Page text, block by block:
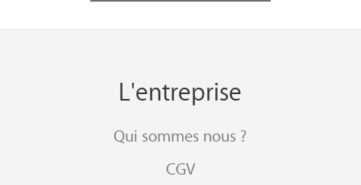
L'entreprise
Qui sommes nous ?
CGV